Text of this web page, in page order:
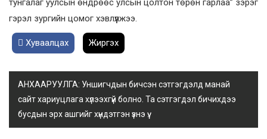
тунгалаг уулсын өндрөөс улсын цолтон төрөн гарлаа” зэрэг
гэрэл зургийн цомог хэвлүүлжээ.
Хуваалцах Жиргэх
АНХААРУУЛГА: Уншигчдын бичсэн сэтгэгдэлд манай
сайт хариуцлага хүлээхгүй болно. Та сэтгэгдэл бичихдээ
бусдын эрх ашгийг хүндэтгэн үзнэ үү.